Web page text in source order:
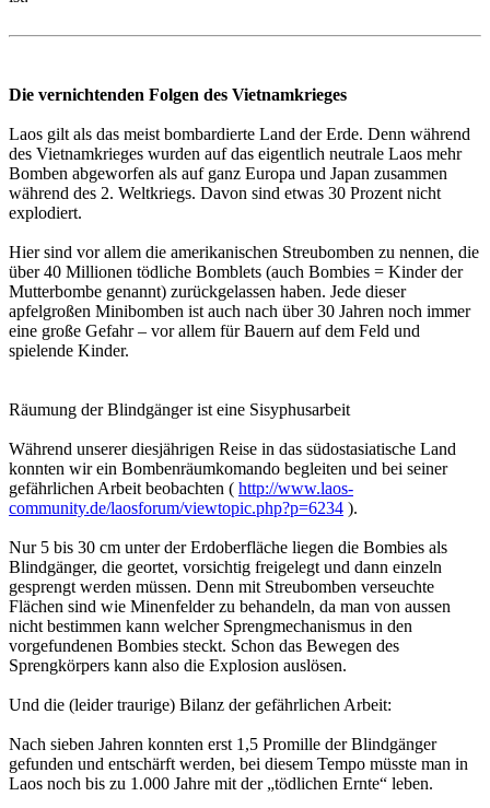
Die vernichtenden Folgen des Vietnamkrieges
Laos gilt als das meist bombardierte Land der Erde. Denn während
des Vietnamkrieges wurden auf das eigentlich neutrale Laos mehr
Bomben abgeworfen als auf ganz Europa und Japan zusammen
während des 2. Weltkriegs. Davon sind etwas 30 Prozent nicht
explodiert.
Hier sind vor allem die amerikanischen Streubomben zu nennen, die
über 40 Millionen tödliche Bomblets (auch Bombies = Kinder der
Mutterbombe genannt) zurückgelassen haben. Jede dieser
apfelgroßen Minibomben ist auch nach über 30 Jahren noch immer
eine große Gefahr – vor allem für Bauern auf dem Feld und
spielende Kinder.
Räumung der Blindgänger ist eine Sisyphusarbeit
Während unserer diesjährigen Reise in das südostasiatische Land
konnten wir ein Bombenräumkomando begleiten und bei seiner
gefährlichen Arbeit beobachten ( http://www.laos-
community.de/laosforum/viewtopic.php?p=6234 ).
Nur 5 bis 30 cm unter der Erdoberfläche liegen die Bombies als
Blindgänger, die geortet, vorsichtig freigelegt und dann einzeln
gesprengt werden müssen. Denn mit Streubomben verseuchte
Flächen sind wie Minenfelder zu behandeln, da man von aussen
nicht bestimmen kann welcher Sprengmechanismus in den
vorgefundenen Bombies steckt. Schon das Bewegen des
Sprengkörpers kann also die Explosion auslösen.
Und die (leider traurige) Bilanz der gefährlichen Arbeit:
Nach sieben Jahren konnten erst 1,5 Promille der Blindgänger
gefunden und entschärft werden, bei diesem Tempo müsste man in
Laos noch bis zu 1.000 Jahre mit der „tödlichen Ernte“ leben.